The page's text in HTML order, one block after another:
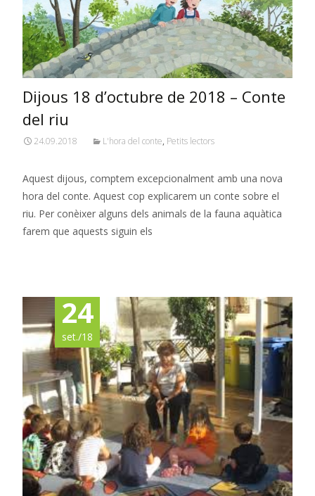
Dijous 18 d’octubre de 2018 – Conte
del riu
24.09.2018 L'hora del conte, Petits lectors
Aquest dijous, comptem excepcionalment amb una nova
hora del conte. Aquest cop explicarem un conte sobre el
riu. Per conèixer alguns dels animals de la fauna aquàtica
farem que aquests siguin els
24
set./18